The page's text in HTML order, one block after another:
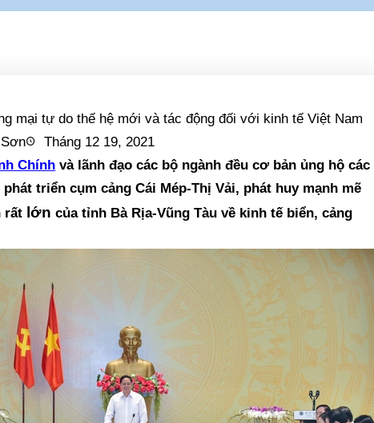
Tháng 12 19, 2021
Chính và lãnh đạo các bộ ngành đều cơ bản ủng hộ các
triển cụm cảng Cái Mép-Thị Vải, phát huy mạnh mẽ
rất lớn của tỉnh Bà Rịa-Vũng Tàu về kinh tế biển, cảng